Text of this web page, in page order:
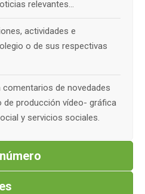
relevantes…
actividades e
o de sus respectivas
comentarios de novedades
de producción vídeo- gráfica
y servicios sociales.